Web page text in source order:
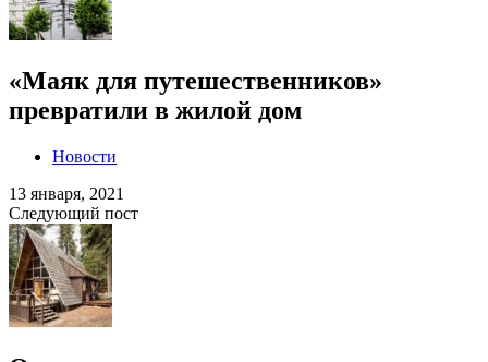
«Маяк для путешественников»
превратили в жилой дом
Новости
13 января, 2021
Следующий пост